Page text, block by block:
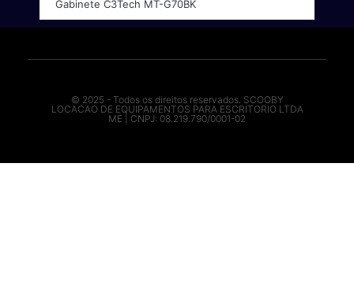
Gabinete C3Tech MT-G70BK
© 2025 - Todos os direitos reservados. SCOOBY
LOCACAO DE EQUIPAMENTOS PARA ESCRITORIO LTDA
ME | CNPJ: 08.219.790/0001-02